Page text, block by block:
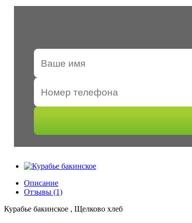
Описание
Отзывы (1)
Курабье бакинское , Щелково хлеб